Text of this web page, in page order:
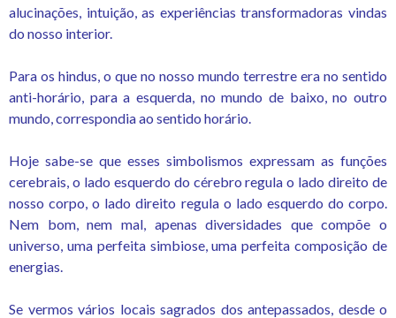
alucinações, intuição, as experiências transformadoras vindas
do nosso interior.
Para os hindus, o que no nosso mundo terrestre era no sentido
anti-horário, para a esquerda, no mundo de baixo, no outro
mundo, correspondia ao sentido horário.
Hoje sabe-se que esses simbolismos expressam as funções
cerebrais, o lado esquerdo do cérebro regula o lado direito de
nosso corpo, o lado direito regula o lado esquerdo do corpo.
Nem bom, nem mal, apenas diversidades que compõe o
universo, uma perfeita simbiose, uma perfeita composição de
energias.
Se vermos vários locais sagrados dos antepassados, desde o